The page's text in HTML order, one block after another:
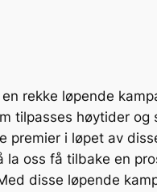
rekke løpende
tilpasses høytider og
i løpet av
oss få tilbake en
disse løpende